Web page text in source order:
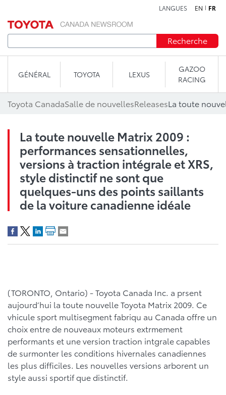
LANGUES EN FR
Recherche
GÉNÉRAL TOYOTA LEXUS
GAZOO
RACING
Toyota CanadaSalle de nouvellesReleases
La toute nouvelle Matrix 2009 :
performances sensationnelles,
versions à traction intégrale et XRS,
style distinctif ne sont que
quelques-uns des points saillants
de la voiture canadienne idéale
(TORONTO, Ontario) - Toyota Canada Inc. a prsent
aujourd’hui la toute nouvelle Toyota Matrix 2009. Ce
vhicule sport multisegment fabriqu au Canada offre un
choix entre de nouveaux moteurs extrmement
performants et une version traction intgrale capables
de surmonter les conditions hivernales canadiennes
les plus difficiles. Les nouvelles versions arborent un
style aussi sportif que distinctif.